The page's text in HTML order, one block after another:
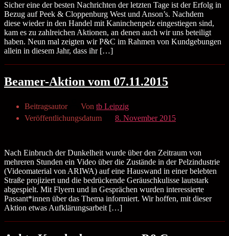
Sicher eine der besten Nachrichten der letzten Tage ist der Erfolg in
Bezug auf Peek & Cloppenburg West und Anson’s. Nachdem
diese wieder in den Handel mit Kaninchenpelz eingestiegen sind,
kam es zu zahlreichen Aktionen, an denen auch wir uns beteiligt
haben. Neun mal zeigten wir P&C im Rahmen von Kundgebungen
allein in diesem Jahr, dass ihr […]
Beamer-Aktion vom 07.11.2015
Beitragsautor Von tb Leipzig
Veröffentlichungsdatum
8. November 2015
Nach Einbruch der Dunkelheit wurde über den Zeitraum von
mehreren Stunden ein Video über die Zustände in der Pelzindustrie
(Videomaterial von ARIWA) auf eine Hauswand in einer belebten
Straße projiziert und die bedrückende Geräuschkulisse lautstark
abgespielt. Mit Flyern und in Gesprächen wurden interessierte
Passant*innen über das Thema informiert. Wir hoffen, mit dieser
Aktion etwas Aufklärungsarbeit […]